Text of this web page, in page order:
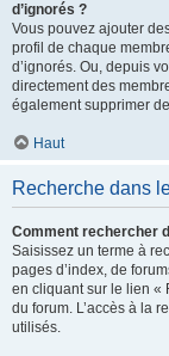
d’ignorés ?
Vous pouvez ajouter
profil de chaque
d’ignorés. Ou, depuis
directement des
également supprimer
Haut
Recherche dans
Comment rechercher
Saisissez un terme à
pages d’index, de
en cliquant sur le lien «
du forum. L’accès à la
utilisés.